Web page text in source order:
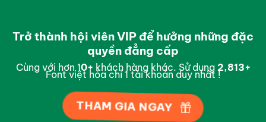
Trở thành hội viên VIP để hưởng những đặc
quyền đẳng cấp
Cùng với hơn 10+khách hàng khác. Sử dụng 2,989+
Font việt hóa chỉ 1 tài khoản duy nhất !
THAM GIA NGAY